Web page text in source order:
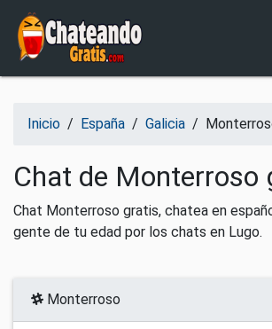
Salir del contenido
Inicio / España / Galicia /
Chat de Monterroso
Chat Monterroso gratis, chatea en
gente de tu edad por los chats en Lugo.
Monterroso